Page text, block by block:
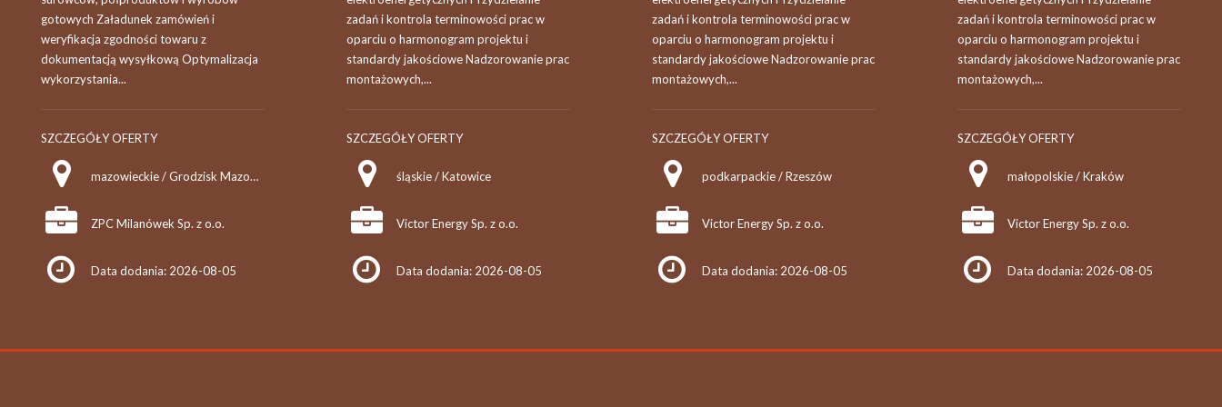
gotowych Załadunek zamówień i
weryfikacja zgodności towaru z
dokumentacją wysyłkową Optymalizacja
wykorzystania...
SZCZEGÓŁY OFERTY
mazowieckie / Grodzisk Mazowiecki
ZPC Milanówek Sp. z o.o.
Data dodania: 2026-08-05
zadań i kontrola terminowości prac w
oparciu o harmonogram projektu i
standardy jakościowe Nadzorowanie prac
montażowych,...
SZCZEGÓŁY OFERTY
śląskie / Katowice
Victor Energy Sp. z o.o.
Data dodania: 2026-08-05
zadań i kontrola terminowości prac w
oparciu o harmonogram projektu i
standardy jakościowe Nadzorowanie prac
montażowych,...
SZCZEGÓŁY OFERTY
podkarpackie / Rzeszów
Victor Energy Sp. z o.o.
Data dodania: 2026-08-05
zadań i kontrola terminowości prac w
oparciu o harmonogram projektu i
standardy jakościowe Nadzorowanie prac
montażowych,...
SZCZEGÓŁY OFERTY
małopolskie / Kraków
Victor Energy Sp. z o.o.
Data dodania: 2026-08-05